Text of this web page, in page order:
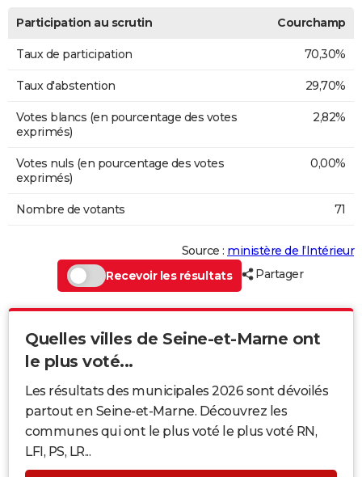
Bricolage
Television
Participation au scrutin Courchamp
Taux de participation 70,30%
Taux d'abstention 29,70%
Votes blancs (en pourcentage des votes
exprimés)
2,82%
Votes nuls (en pourcentage des votes
exprimés)
0,00%
Nombre de votants 71
Source : ministère de l’Intérieur
Recevoir les résultats
Partager
Quelles villes de Seine-et-Marne ont
le plus voté...
Les résultats des municipales 2026 sont dévoilés
partout en Seine-et-Marne. Découvrez les
communes qui ont le plus voté le plus voté RN,
LFI, PS, LR...